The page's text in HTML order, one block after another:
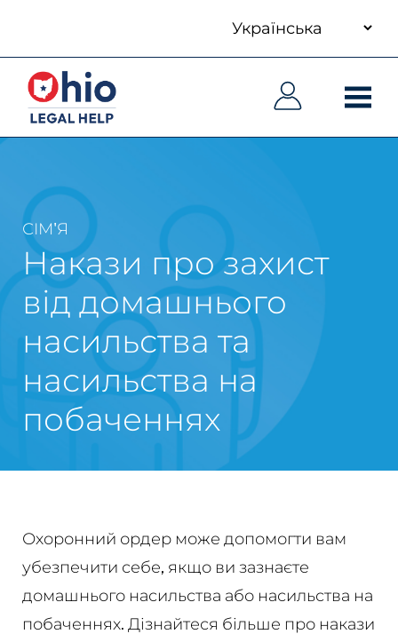
main
content
language
Основна
навіґація
Основна
навіґація
СІМ'Я
Накази про захист
від домашнього
насильства та
насильства на
побаченнях
Охоронний ордер може допомогти вам
убезпечити себе, якщо ви зазнаєте
домашнього насильства або насильства на
побаченнях. Дізнайтеся більше про накази